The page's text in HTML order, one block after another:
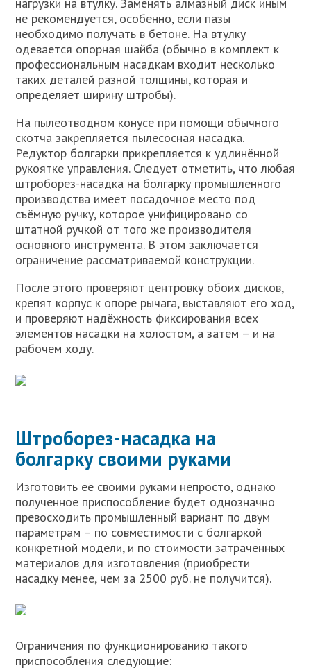
нагрузки на втулку. Заменять алмазный диск иным
не рекомендуется, особенно, если пазы
необходимо получать в бетоне. На втулку
одевается опорная шайба (обычно в комплект к
профессиональным насадкам входит несколько
таких деталей разной толщины, которая и
определяет ширину штробы).
На пылеотводном конусе при помощи обычного
скотча закрепляется пылесосная насадка.
Редуктор болгарки прикрепляется к удлинённой
рукоятке управления. Следует отметить, что любая
штроборез-насадка на болгарку промышленного
производства имеет посадочное место под
съёмную ручку, которое унифицировано со
штатной ручкой от того же производителя
основного инструмента. В этом заключается
ограничение рассматриваемой конструкции.
После этого проверяют центровку обоих дисков,
крепят корпус к опоре рычага, выставляют его ход,
и проверяют надёжность фиксирования всех
элементов насадки на холостом, а затем – и на
рабочем ходу.
Штроборез-насадка на
болгарку своими руками
Изготовить её своими руками непросто, однако
полученное приспособление будет однозначно
превосходить промышленный вариант по двум
параметрам – по совместимости с болгаркой
конкретной модели, и по стоимости затраченных
материалов для изготовления (приобрести
насадку менее, чем за 2500 руб. не получится).
Ограничения по функционированию такого
приспособления следующие: